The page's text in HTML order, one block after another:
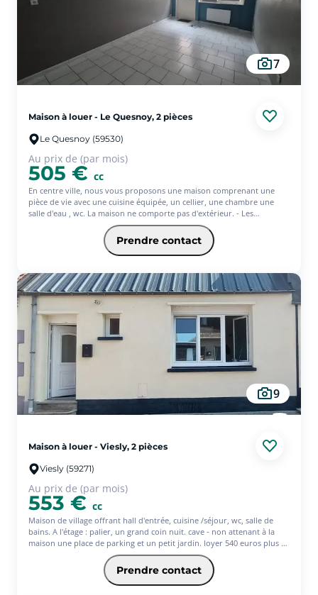
7
Maison à louer - Le Quesnoy, 2 pièces
Le Quesnoy (59530)
Au prix de (par mois)
505 € cc
En centre ville, nous vous proposons une maison comprenant une
pièce de vie avec une cuisine équipée, un cellier, une chambre une
salle d'eau , wc. La maison ne comporte pas d'extérieur. - Les
informations sur les risques auxquels ce bien est exposé sont
disponibles sur le site Géorisques : www.georisques.gouv.fr
Prendre contact
9
Maison à louer - Viesly, 2 pièces
Viesly (59271)
Au prix de (par mois)
553 € cc
Maison de village offrant hall d'entrée, cuisine /séjour, wc, salle de
bains. A l'étage : palier, un grand coin nuit. cave - non attenant à la
maison une place de parking et un petit jardin. loyer 540 euros plus 13
euros de provision pour TOM - Les informations sur les risques
auxquels ce bien est exposé sont disponibles sur le site Géorisques :
www.georisques.gouv.fr
Prendre contact